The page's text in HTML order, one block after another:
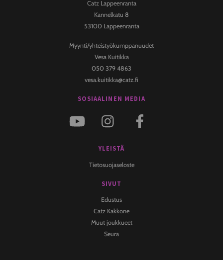
Catz Lappeenranta
Kannelkatu 8
53100 Lappeenranta
Myynti/yhteistyökumppanuudet
Vesa Kuitikka
050 379 4863
vesa.kuitikka@catz.fi
SOSIAALINEN MEDIA
YLEISTÄ
Tietosuojaseloste
SIVUT
Edustus
Catz Kakkone
Muut joukkueet
Seura